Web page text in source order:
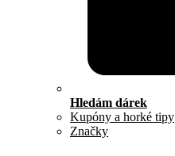
Hledám dárek
Kupóny a horké tipy
Značky